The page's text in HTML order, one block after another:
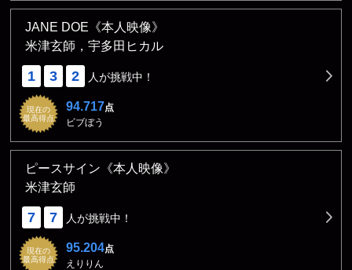
JANE DOE《本人映像》
米津玄師，宇多田ヒカル
1 3 2 人が挑戦中！
現在の
最高得点
94.717点
ビブぼう
ピースサイン《本人映像》
米津玄師
7 7 人が挑戦中！
現在の
最高得点
95.204点
えりりん